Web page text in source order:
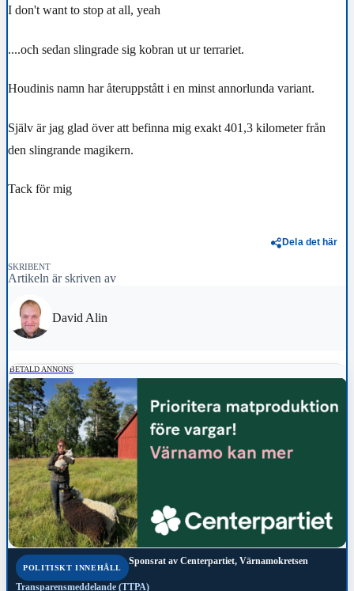
I don't want to stop at all, yeah
....och sedan slingrade sig kobran ut ur terrariet.
Houdinis namn har återuppstått i en minst annorlunda variant.
Själv är jag glad över att befinna mig exakt 401,3 kilometer från
den slingrande magikern.
Tack för mig
Dela det här
SKRIBENT
Artikeln är skriven av
David Alin
BETALD ANNONS
POLITISKT INNEHÅLL
Sponsrat av Centerpartiet, Värnamokretsen
Transparensmeddelande (TTPA)